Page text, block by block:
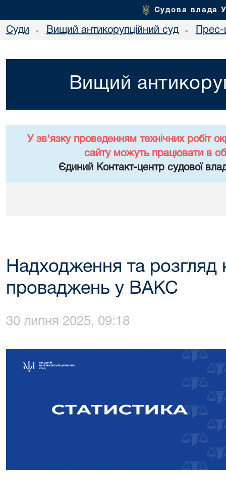
Судова влада
Суди • Вищий антикорупційний суд •
Вищий
У зв'язку проведенням технічних робіт
сайту можуть працювати в
Єдиний Контакт-центр судової
Надходження та розгляд
проваджень у ВАКС
30 липня 2025, 09:18